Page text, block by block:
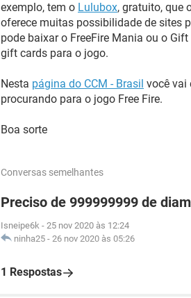
exemplo, tem o Lulubox, gratuito, que
oferece muitas possibilidade de sites
pode baixar o FreeFire Mania ou o
gift cards para o jogo.
Nesta página do CCM - Brasil você vai
procurando para o jogo Free Fire.
Boa sorte
Conversas semelhantes
Preciso de 999999999 de
Isneipe6k - 25 nov 2020 às 12:24
ninha25 - 26 nov 2020 às 05:26
1 Respostas